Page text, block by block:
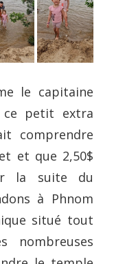
le capitaine
ce petit extra
comprendre
et que 2,50$
la suite du
à Phnom
situé tout
nombreuses